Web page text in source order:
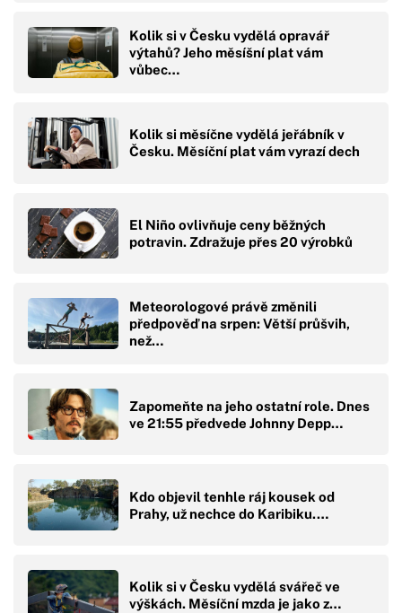
Kolik si v Česku vydělá opravář
výtahů? Jeho měsíšní plat vám
vůbec…
Kolik si měsíčne vydělá jeřábník v
Česku. Měsíční plat vám vyrazí dech
El Niño ovlivňuje ceny běžných
potravin. Zdražuje přes 20 výrobků
Meteorologové právě změnili
předpověď na srpen: Větší průšvih,
než…
Zapomeňte na jeho ostatní role. Dnes
ve 21:55 předvede Johnny Depp…
Kdo objevil tenhle ráj kousek od
Prahy, už nechce do Karibiku.…
Kolik si v Česku vydělá svářeč ve
výškách. Měsíční mzda je jako z…